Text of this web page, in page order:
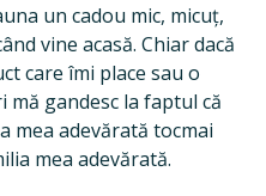
un cadou mic, micuț,
vine acasă. Chiar dacă
care îmi place sau o
gandesc la faptul că
mea adevărată tocmai
mea adevărată.